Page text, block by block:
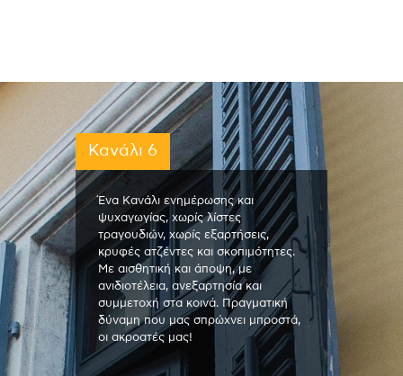
Κανάλι 6
Ένα Κανάλι ενημέρωσης και
ψυχαγωγίας, χωρίς λίστες
τραγουδιών, χωρίς εξαρτήσεις,
κρυφές ατζέντες και σκοπιμότητες.
Με αισθητική και άποψη, με
ανιδιοτέλεια, ανεξαρτησία και
συμμετοχή στα κοινά. Πραγματική
δύναμη που μας σπρώχνει μπροστά,
οι ακροατές μας!